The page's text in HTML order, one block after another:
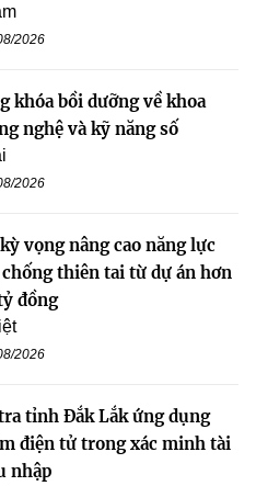
2026
khóa bồi dưỡng về khoa
nghệ và kỹ năng số
2026
vọng nâng cao năng lực
thiên tai từ dự án hơn
đồng
2026
tỉnh Đắk Lắk ứng dụng
điện tử trong xác minh tài
nhập